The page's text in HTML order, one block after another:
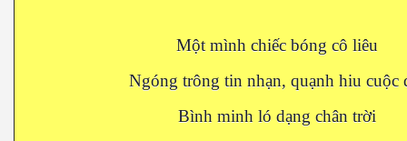
Một mình chiếc bóng cô liêu
Ngóng trông tin nhạn, quạnh hiu cuộc
Bình minh ló dạng chân trời